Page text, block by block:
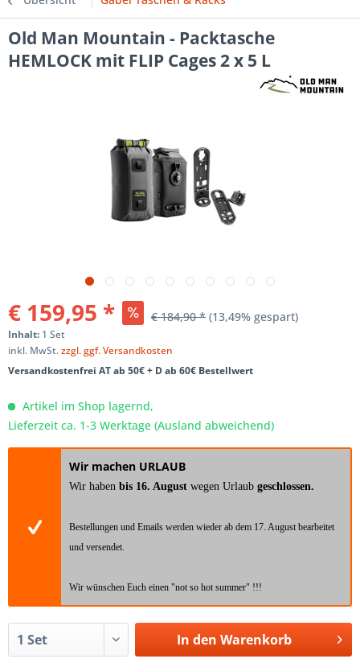
Old Man Mountain - Packtasche
HEMLOCK mit FLIP Cages 2 x 5 L
€ 159,95 * € 184,90 * (13,49% gespart)
Inhalt: 1 Set
inkl. MwSt.zzgl. ggf. Versandkosten
Versandkostenfrei AT ab 50€ + D ab 60€ Bestellwert
Artikel im Shop lagernd,
Lieferzeit ca. 1-3 Werktage (Ausland abweichend)
Wir machen URLAUB
Wir haben bis 16. August wegen Urlaub geschlossen.
Bestellungen und Emails werden wieder ab dem 17. August bearbeitet
und versendet.
Wir wünschen Euch einen "not so hot summer" !!!
In den Warenkorb